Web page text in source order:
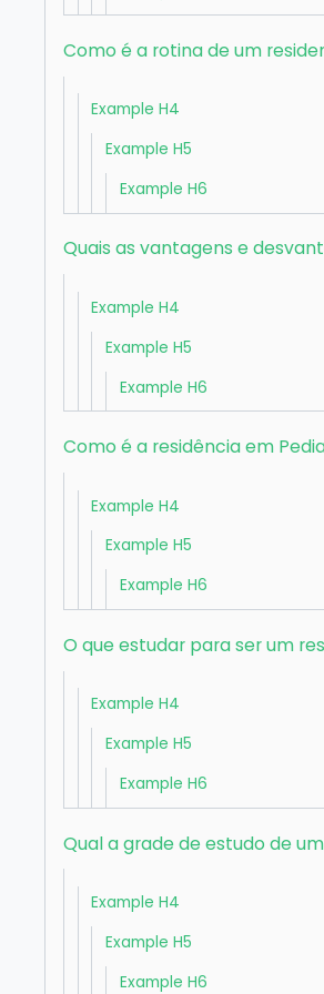
Como é a rotina de um
Example H4
Example H5
Example H6
Quais as vantagens e
Example H4
Example H5
Example H6
Como é a residência em
Example H4
Example H5
Example H6
O que estudar para ser um
Example H4
Example H5
Example H6
Qual a grade de estudo de
Example H4
Example H5
Example H6